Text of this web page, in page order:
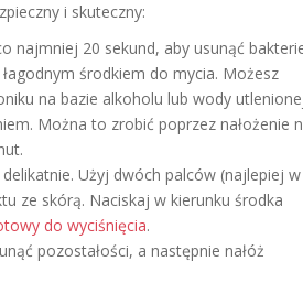
i skuteczny:
najmniej 20 sekund, aby usunąć
środkiem do mycia. Możesz
na bazie alkoholu lub wody
Można to zrobić poprzez nałożenie
Użyj dwóch palców (najlepiej w
ze skórą. Naciskaj w kierunku środka
do wyciśnięcia.
pozostałości, a następnie nałóż